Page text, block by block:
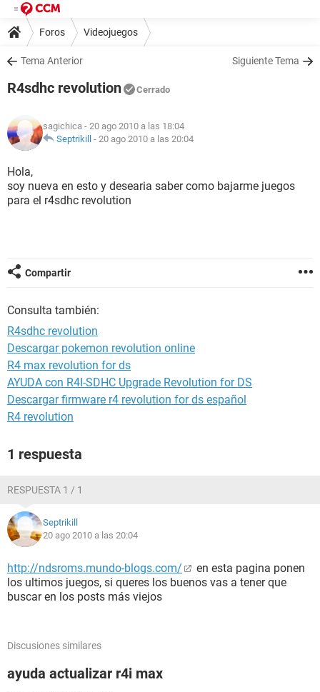
Foros Videojuegos
Tema Anterior Siguiente Tema
R4sdhc revolution Cerrado
sagichica - 20 ago 2010 a las 18:04
Septrikill - 20 ago 2010 a las 20:04
Hola,
soy nueva en esto y desearia saber como bajarme juegos
para el r4sdhc revolution
Compartir
Consulta también:
R4sdhc revolution
Descargar pokemon revolution online
R4 max revolution for ds
AYUDA con R4I-SDHC Upgrade Revolution for DS
Descargar firmware r4 revolution for ds español
R4 revolution
1 respuesta
RESPUESTA 1 / 1
Septrikill
20 ago 2010 a las 20:04
http://ndsroms.mundo-blogs.com/
en esta pagina ponen
los ultimos juegos, si queres los buenos vas a tener que
buscar en los posts más viejos
Discusiones similares
ayuda actualizar r4i max